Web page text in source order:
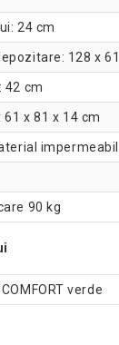
24 cm
128 x
42 cm
x 81 x 14 cm
impermeabil
90 kg
verde